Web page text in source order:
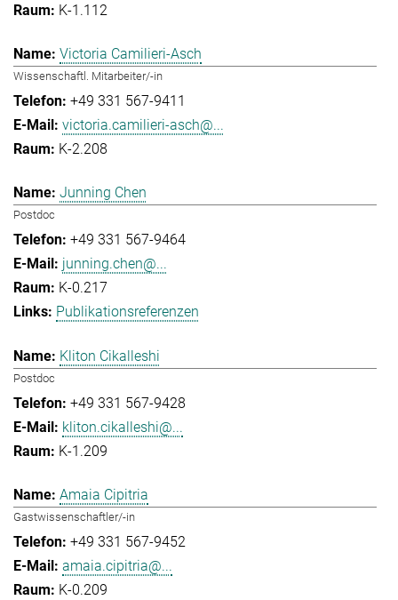
K-1.112
Victoria Camilieri-Asch
Wissenschaftl. Mitarbeiter/-in
+49 331 567-9411
victoria.camilieri-asch@...
K-2.208
Junning Chen
Postdoc
+49 331 567-9464
junning.chen@...
K-0.217
Publikationsreferenzen
Kliton Cikalleshi
Postdoc
+49 331 567-9428
kliton.cikalleshi@...
K-1.209
Amaia Cipitria
Gastwissenschaftler/-in
+49 331 567-9452
amaia.cipitria@...
K-0.209